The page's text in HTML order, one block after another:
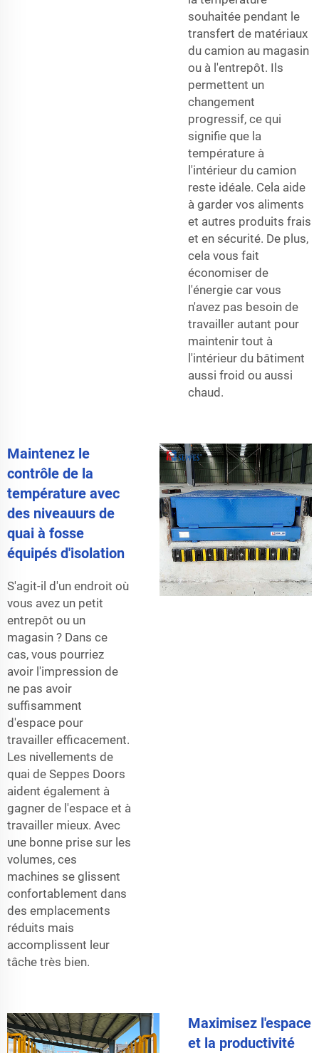
souhaitée pendant le
transfert de matériaux
du camion au magasin
ou à l'entrepôt. Ils
permettent un
changement
progressif, ce qui
signifie que la
température à
l'intérieur du camion
reste idéale. Cela aide
à garder vos aliments
et autres produits frais
et en sécurité. De plus,
cela vous fait
économiser de
l'énergie car vous
n'avez pas besoin de
travailler autant pour
maintenir tout à
l'intérieur du bâtiment
aussi froid ou aussi
chaud.
Maintenez le
contrôle de la
température avec
des niveauurs de
quai à fosse
équipés d'isolation
S'agit-il d'un endroit où
vous avez un petit
entrepôt ou un
magasin ? Dans ce
cas, vous pourriez
avoir l'impression de
ne pas avoir
suffisamment
d'espace pour
travailler efficacement.
Les nivellements de
quai de Seppes Doors
aident également à
gagner de l'espace et à
travailler mieux. Avec
une bonne prise sur les
volumes, ces
machines se glissent
confortablement dans
des emplacements
réduits mais
accomplissent leur
tâche très bien.
Maximisez l'espace
et la productivité